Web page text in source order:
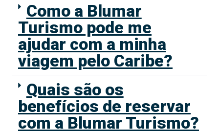
Como a Blumar
Turismo pode me
ajudar com a minha
viagem pelo Caribe?
Quais são os
benefícios de reservar
com a Blumar Turismo?